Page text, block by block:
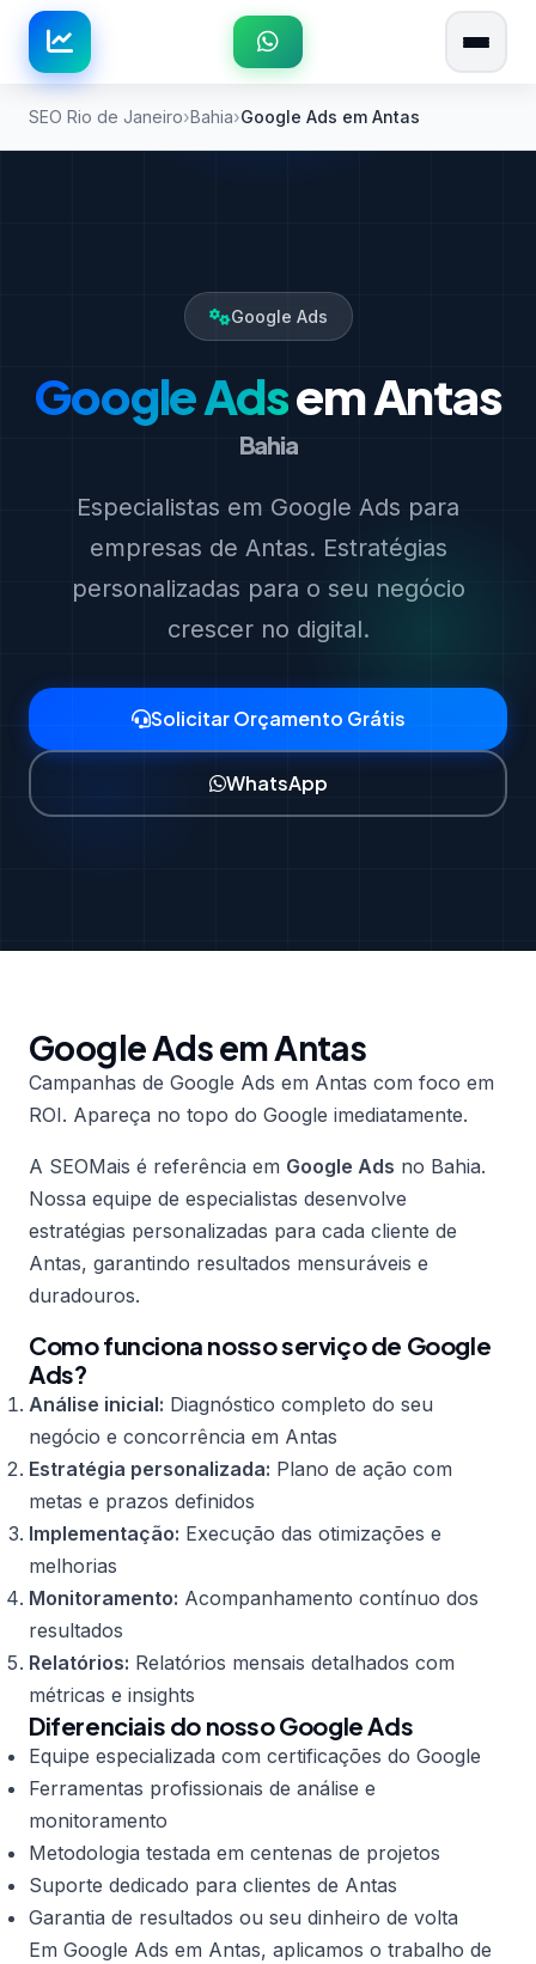
SEO Rio de Janeiro Bahia Google Ads em Antas
Google Ads
Google Adsem Antas
Bahia
Especialistas em Google Ads para
empresas de Antas. Estratégias
personalizadas para o seu negócio
crescer no digital.
Solicitar Orçamento Grátis
WhatsApp
Google Ads em Antas
Campanhas de Google Ads em Antas com foco em
ROI. Apareça no topo do Google imediatamente.
A SEOMais é referência em Google Ads no Bahia.
Nossa equipe de especialistas desenvolve
estratégias personalizadas para cada cliente de
Antas, garantindo resultados mensuráveis e
duradouros.
Como funciona nosso serviço de Google
Ads?
Análise inicial: Diagnóstico completo do seu
negócio e concorrência em Antas
Estratégia personalizada: Plano de ação com
metas e prazos definidos
Implementação: Execução das otimizações e
melhorias
Monitoramento: Acompanhamento contínuo dos
resultados
Relatórios: Relatórios mensais detalhados com
métricas e insights
Diferenciais do nosso Google Ads
Equipe especializada com certificações do Google
Ferramentas profissionais de análise e
monitoramento
Metodologia testada em centenas de projetos
Suporte dedicado para clientes de Antas
Garantia de resultados ou seu dinheiro de volta
Em Google Ads em Antas, aplicamos o trabalho de